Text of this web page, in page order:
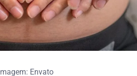
Envato